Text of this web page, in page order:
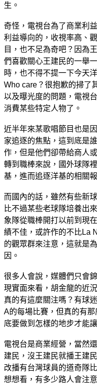
生。
奇怪，電視台為了商業利
利益導向的，收視率高、
目，也不足為奇吧？因為
們喜歡關心王建民的一舉
時，也不得不提一下今天
Who care？很抱歉的掃了
以及曝光度的問題，電視
消費某些特定人物了。
近半年來某歌唱節目也是
家追逐的焦點，這到底是
作，但是他們卻帶給商人
轉到職棒來說，國外球隊
基，進而追逐洋基的相關報
而國內的話，雖然有些新
比不過某些老球隊培養出
象隊從職棒開打以前到現
績不佳，或許作的不比La
的觀眾群來注意，這就是
因。
很多人會說，媒體們只會
現實面來看，胡金龍的近
真的有這麼關注嗎？有球
A的每場比賽，但真的有
底要做到怎樣的地步才能
電視台是商業經營，當然
建民，沒王建民就播王建
改播有台灣球員的道奇隊
想想看，有多少路人會注